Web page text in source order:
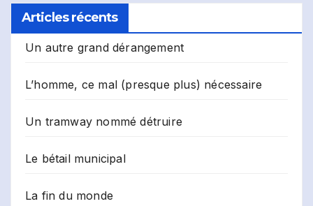
Articles récents
Un autre grand dérangement
L’homme, ce mal (presque plus) nécessaire
Un tramway nommé détruire
Le bétail municipal
La fin du monde